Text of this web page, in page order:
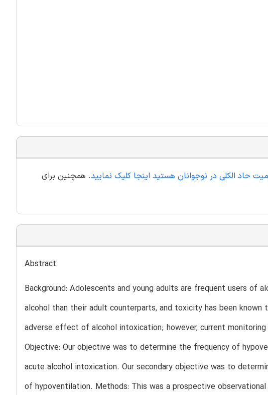
حاد الکلی در نوجوانان هستید اینجا کلیک نمایید. همچنین برای
Abstract
Background: Adolescents and young adults are frequent users
alcohol than their adult counterparts, and toxicity has been
adverse effect of alcohol intoxication; however, current
Objective: Our objective was to determine the frequency of
acute alcohol intoxication. Our secondary objective was to
of hypoventilation. Methods: This was a prospective